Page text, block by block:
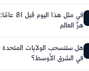
في مثل
هزّ العالم
هل ستنسحب الولايات
في الشرق الأوسط؟